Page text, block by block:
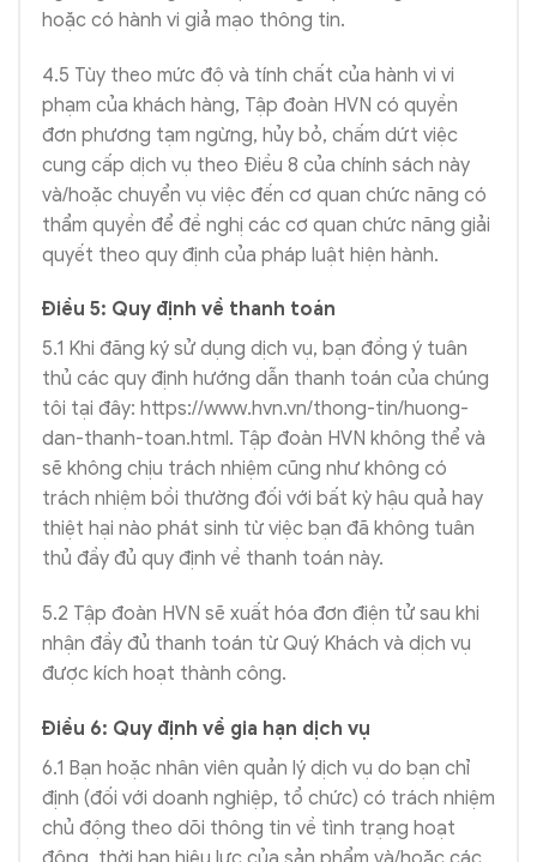
hoặc có hành vi giả mạo thông tin.
4.5 Tùy theo mức độ và tính chất của hành vi vi
phạm của khách hàng, Tập đoàn HVN có quyền
đơn phương tạm ngừng, hủy bỏ, chấm dứt việc
cung cấp dịch vụ theo Điều 8 của chính sách này
và/hoặc chuyển vụ việc đến cơ quan chức năng có
thẩm quyền để đề nghị các cơ quan chức năng giải
quyết theo quy định của pháp luật hiện hành.
Điều 5: Quy định về thanh toán
5.1 Khi đăng ký sử dụng dịch vụ, bạn đồng ý tuân
thủ các quy định hướng dẫn thanh toán của chúng
tôi tại đây: https://www.hvn.vn/thong-tin/huong-
dan-thanh-toan.html. Tập đoàn HVN không thể và
sẽ không chịu trách nhiệm cũng như không có
trách nhiệm bồi thường đối với bất kỳ hậu quả hay
thiệt hại nào phát sinh từ việc bạn đã không tuân
thủ đầy đủ quy định về thanh toán này.
5.2 Tập đoàn HVN sẽ xuất hóa đơn điện tử sau khi
nhận đầy đủ thanh toán từ Quý Khách và dịch vụ
được kích hoạt thành công.
Điều 6: Quy định về gia hạn dịch vụ
6.1 Bạn hoặc nhân viên quản lý dịch vụ do bạn chỉ
định (đối với doanh nghiệp, tổ chức) có trách nhiệm
chủ động theo dõi thông tin về tình trạng hoạt